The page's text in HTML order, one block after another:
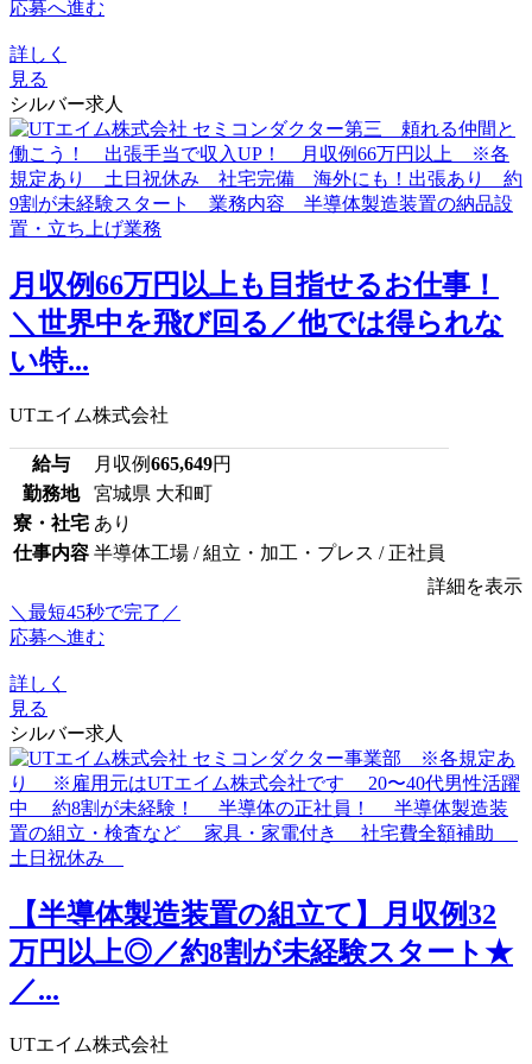
応募へ進む
詳しく
見る
シルバー求人
月収例66万円以上も目指せるお仕事！
＼世界中を飛び回る／他では得られな
い特...
UTエイム株式会社
給与 月収例665,649円
勤務地
宮城県 大和町
寮・社宅 あり
仕事内容 半導体工場 / 組立・加工・プレス / 正社員
詳細を表示
＼最短45秒で完了／
応募へ進む
詳しく
見る
シルバー求人
【半導体製造装置の組立て】月収例32
万円以上◎／約8割が未経験スタート★
／...
UTエイム株式会社